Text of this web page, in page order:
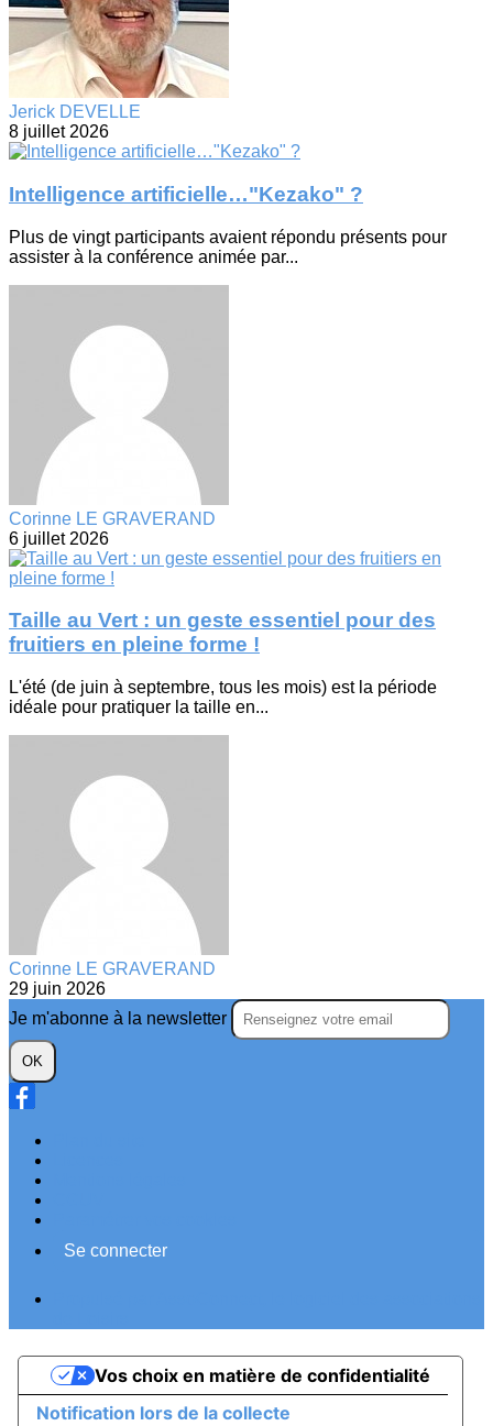
Jerick DEVELLE
8 juillet 2026
Intelligence artificielle…"Kezako" ?
Plus de vingt participants avaient répondu présents pour
assister à la conférence animée par...
Corinne LE GRAVERAND
6 juillet 2026
Taille au Vert : un geste essentiel pour des
fruitiers en pleine forme !
L'été (de juin à septembre, tous les mois) est la période
idéale pour pratiquer la taille en...
Corinne LE GRAVERAND
29 juin 2026
Je m'abonne à la newsletter
OK
Se connecter
Notification lors de la collecte
Vos choix en matière de confidentialité